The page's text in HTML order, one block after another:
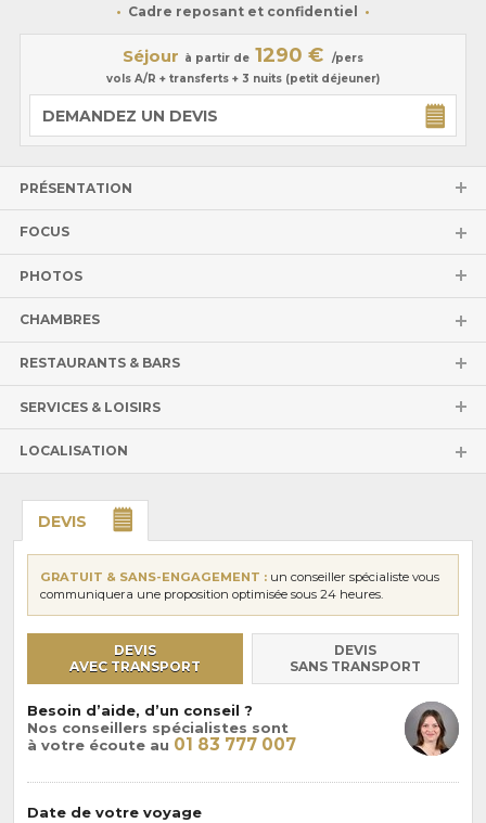
Cadre reposant et confidentiel
Séjour à partir de 1290 €
/pers
vols A/R + transferts + 3 nuits (petit déjeuner)
DEMANDEZ UN DEVIS
PRÉSENTATION
FOCUS
PHOTOS
CHAMBRES
RESTAURANTS & BARS
SERVICES & LOISIRS
LOCALISATION
DEVIS
GRATUIT & SANS-ENGAGEMENT : un conseiller spécialiste vous
communiquera une proposition optimisée sous 24 heures.
DEVIS
AVEC TRANSPORT
DEVIS
SANS TRANSPORT
Besoin d’aide, d’un conseil ?
Nos conseillers spécialistes sont
à votre écoute au 01 83 777 007
Date de votre voyage